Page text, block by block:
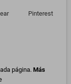
Pinterest
página.Más